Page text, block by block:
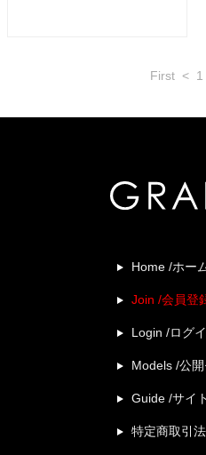
First < 1
Home /ホー
Join /会員登
Login /ログ
Models /公
Guide /サイ
特定商取引